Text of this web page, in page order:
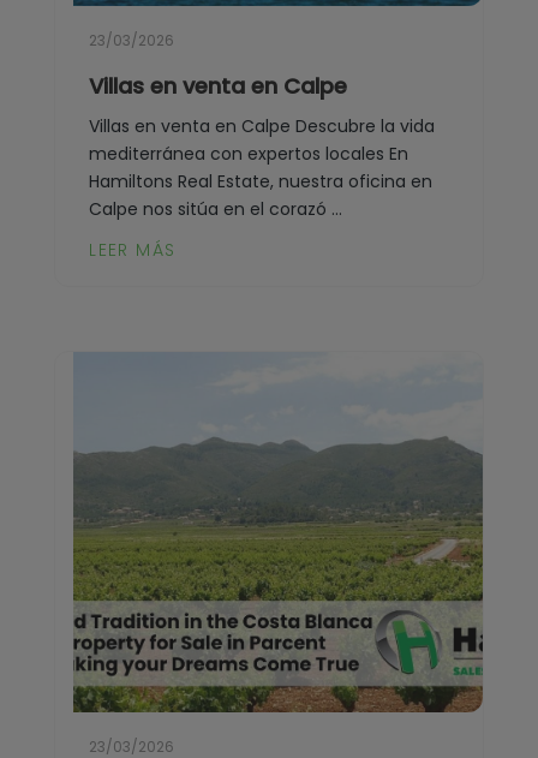
23/03/2026
Villas en venta en Calpe
Villas en venta en Calpe Descubre la vida
mediterránea con expertos locales En
Hamiltons Real Estate, nuestra oficina en
Calpe nos sitúa en el corazó ...
LEER MÁS
23/03/2026